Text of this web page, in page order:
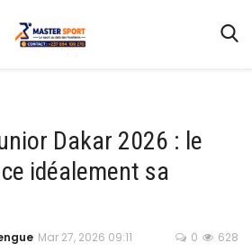
Dakar 2026 : le
idéalement sa
Mar 27, 2026 09:11 628
0